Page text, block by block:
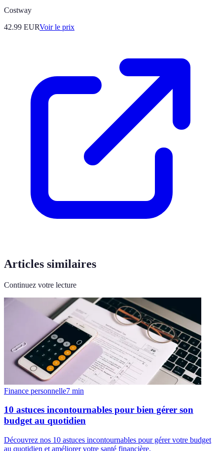
Costway
42.99 EURVoir le prix
Articles similaires
Continuez votre lecture
Finance personnelle7 min
10 astuces incontournables pour bien gérer son
budget au quotidien
Découvrez nos 10 astuces incontournables pour gérer votre budget
au quotidien et améliorer votre santé financière.